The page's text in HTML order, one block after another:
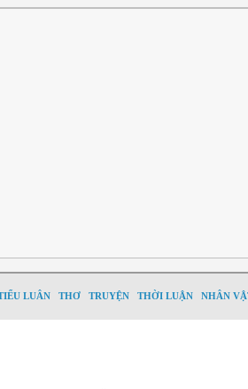
LUÂN THƠ TRUYỆN THỜI LUẬN NHÂN